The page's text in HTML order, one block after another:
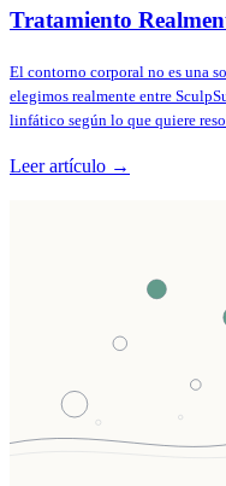
Tratamiento
El contorno corporal no es una
elegimos realmente entre
linfático según lo que quiere
Leer artículo →